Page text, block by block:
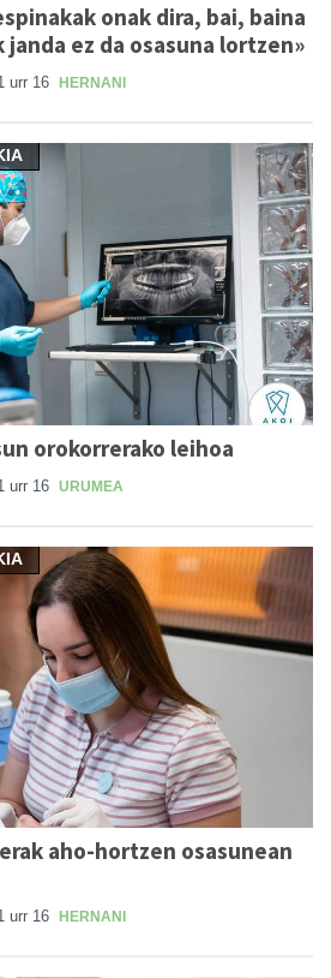
onak dira, bai, baina
ez da osasuna lortzen»
urr 16 HERNANI
orokorrerako leihoa
urr 16 URUMEA
aho-hortzen osasunean
urr 16 HERNANI